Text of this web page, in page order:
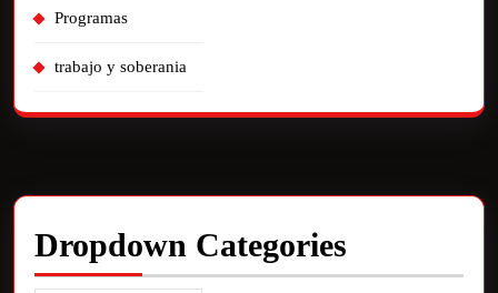
Programas
trabajo y soberania
Dropdown Categories